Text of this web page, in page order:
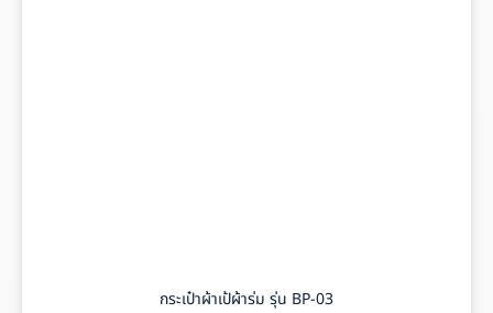
กระเป๋าผ้าเป้ผ้าร่ม รุ่น BP-03